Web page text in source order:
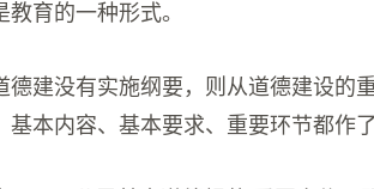
教育的一种形式。
德建没有实施纲要，则从道德建设的
基本内容、基本要求、重要环节都作